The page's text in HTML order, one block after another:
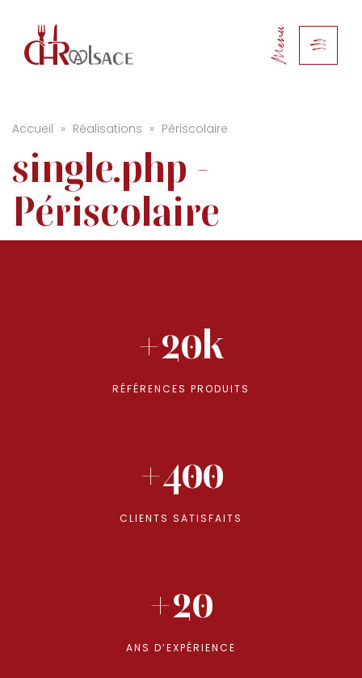
Menu
Accueil » Réalisations » Périscolaire
single.php -
Périscolaire
+20k
RÉFÉRENCES PRODUITS
+400
CLIENTS SATISFAITS
+20
ANS D’EXPÉRIENCE